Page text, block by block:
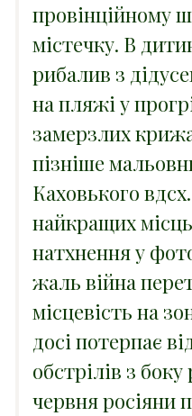
провінційному
містечку. В
рибалив з
на пляжі у
замерзлих
пізніше
Каховького
найкращих
натхнення у
жаль війна
місцевість на
досі потерпає
обстрілів з боку
червня росіяни